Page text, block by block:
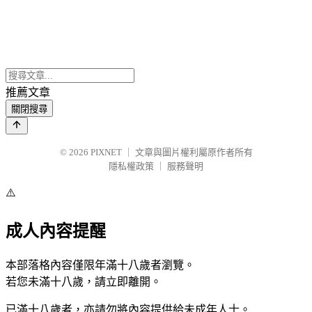
推薦文章
關閉搜尋
© 2026 PIXNET
文章與圖片權利屬原作者所有
隱私權政策
服務聲明
⚠️
成人內容提醒
本部落格內容僅限年滿十八歲者瀏覽。
若您未滿十八歲，請立即離開。
已滿十八歲者，亦請勿將內容提供給未成年人士。